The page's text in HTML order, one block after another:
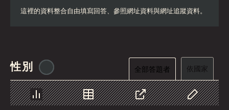
這裡的資料整合自由填寫回答、參照網址資料與網址追蹤資料。
性別 全部答題者 依國家
圖表 資料 分享
自訂資料